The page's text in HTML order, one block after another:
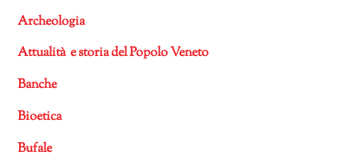
Archeologia
Attualità e storia del Popolo Veneto
Banche
Bioetica
Bufale